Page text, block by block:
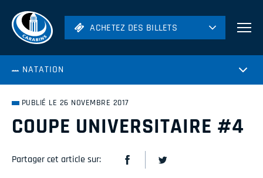
ACHETEZ DES BILLETS
ACHETEZ DES BILLETS
NATATION
PUBLIÉ LE 26 NOVEMBRE 2017
COUPE UNIVERSITAIRE #4
Partager cet article sur: